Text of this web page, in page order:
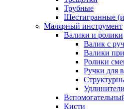
Трубные
Шестигранные
Малярный инструмент
Валики и ролики
Валик с
Валики
Ролики
Ручки для
Кисти